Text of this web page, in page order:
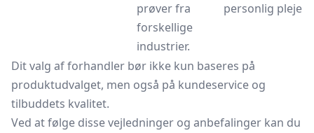
prøver fra
forskellige
industrier.
personlig pleje
Dit valg af forhandler bør ikke kun baseres på
produktudvalget, men også på kundeservice og
tilbuddets kvalitet.
Ved at følge disse vejledninger og anbefalinger kan du